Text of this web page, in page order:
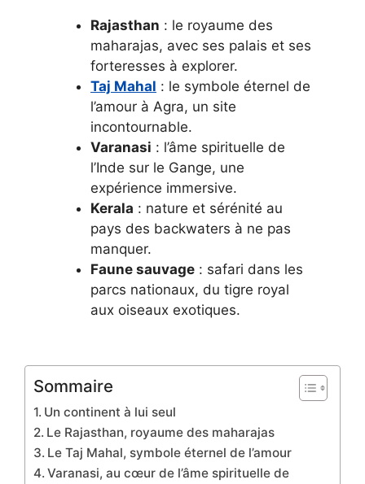
Rajasthan : le royaume des
maharajas, avec ses palais et ses
forteresses à explorer.
Taj Mahal : le symbole éternel de
l’amour à Agra, un site
incontournable.
Varanasi : l’âme spirituelle de
l’Inde sur le Gange, une
expérience immersive.
Kerala : nature et sérénité au
pays des backwaters à ne pas
manquer.
Faune sauvage : safari dans les
parcs nationaux, du tigre royal
aux oiseaux exotiques.
Sommaire
Un continent à lui seul
Le Rajasthan, royaume des maharajas
Le Taj Mahal, symbole éternel de l’amour
Varanasi, au cœur de l’âme spirituelle de